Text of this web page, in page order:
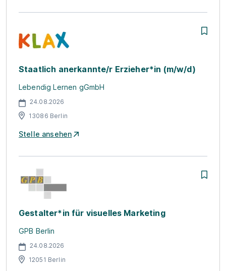
Staatlich anerkannte/r Erzieher*in (m/w/d)
Lebendig Lernen gGmbH
24.08.2026
13086 Berlin
Stelle ansehen
Gestalter*in für visuelles Marketing
GPB Berlin
24.08.2026
12051 Berlin